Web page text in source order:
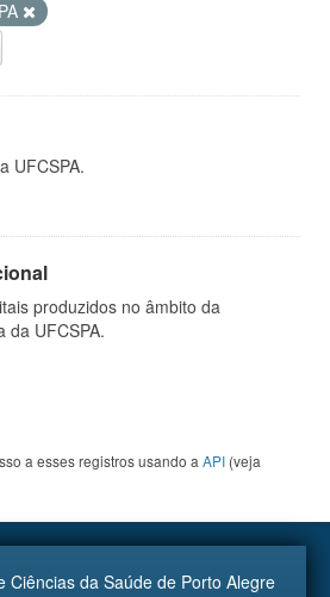
UFCSPA.
produzidos no âmbito da
da UFCSPA.
a esses registros usando a API (veja
Ciências da Saúde de Porto Alegre